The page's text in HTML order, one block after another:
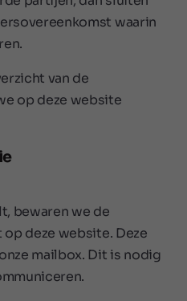
waarin
van de
op deze website
bewaren we de
deze website. Deze
mailbox. Dit is nodig